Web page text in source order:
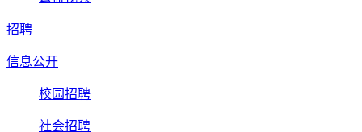
招聘
信息公开
校园招聘
社会招聘